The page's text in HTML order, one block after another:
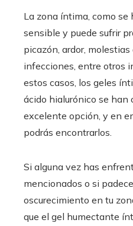
La zona íntima, como se
sensible y puede sufrir
picazón, ardor,
infecciones, entre otros
estos casos, los geles
ácido hialurónico se han
excelente opción, y en
podrás encontrarlos.
Si alguna vez has
mencionados o si
oscurecimiento en tu
que el gel humectante